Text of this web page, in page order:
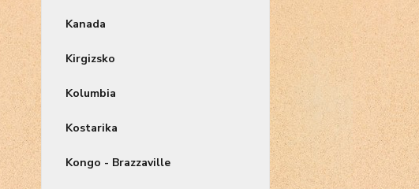
Kanada
Kirgizsko
Kolumbia
Kostarika
Kongo - Brazzaville